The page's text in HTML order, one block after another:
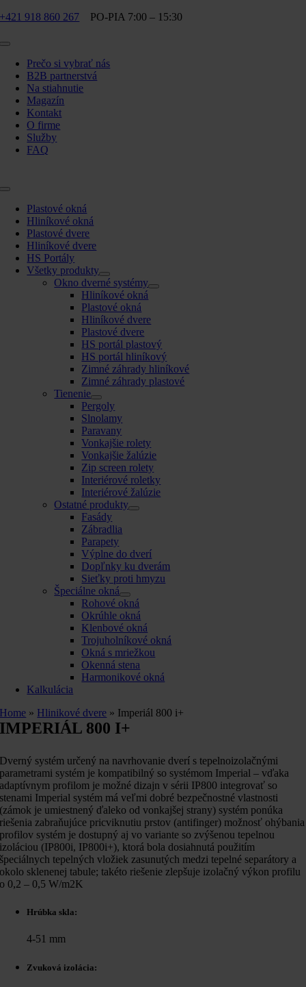
Skip
content
+421 918 860 267 PO-PIA 7:00 – 15:30
Toggle
NavigationPrečo si vybrať nás
B2B partnerstvá
Na stiahnutie
Magazín
Kontakt
O firme
Služby
FAQ
Toggle
NavigationPlastové okná
Hliníkové okná
Plastové dvere
Hliníkové dvere
HS Portály
Všetky produkty
Okno dverné systémy
Hliníkové okná
Plastové okná
Hliníkové dvere
Plastové dvere
HS portál plastový
HS portál hliníkový
Zimné záhrady hliníkové
Zimné záhrady plastové
Tienenie
Pergoly
Slnolamy
Paravany
Vonkajšie rolety
Vonkajšie žalúzie
Zip screen rolety
Interiérové roletky
Interiérové žalúzie
Ostatné produkty
Fasády
Zábradlia
Parapety
Výplne do dverí
Dopľnky ku dverám
Sieťky proti hmyzu
Špeciálne okná
Rohové okná
Okrúhle okná
Klenbové okná
Trojuholníkové okná
Okná s mriežkou
Okenná stena
Harmonikové okná
Kalkulácia
Home » Hlinikové dvere » Imperiál 800 i+
IMPERIÁL 800 I+
Dverný systém určený na navrhovanie dverí s tepelnoizolačnými
parametrami systém je kompatibilný so systémom Imperial – vďaka
adaptívnym profilom je možné dizajn v sérii IP800 integrovať so
stenami Imperial systém má veľmi dobré bezpečnostné vlastnosti
(zámok je umiestnený ďaleko od vonkajšej strany) systém ponúka
riešenia zabraňujúce pricviknutiu prstov (antifinger) možnosť ohýbania
profilov systém je dostupný aj vo variante so zvýšenou tepelnou
izoláciou (IP800i, IP800i+), ktorá bola dosiahnutá použitím
špeciálnych tepelných vložiek zasunutých medzi tepelné separátory a
okolo sklenenej tabule; takéto riešenie zlepšuje izolačný výkon profilu
o 0,2 – 0,5 W/m2K
Hrúbka skla:
4-51 mm
Zvuková izolácia: